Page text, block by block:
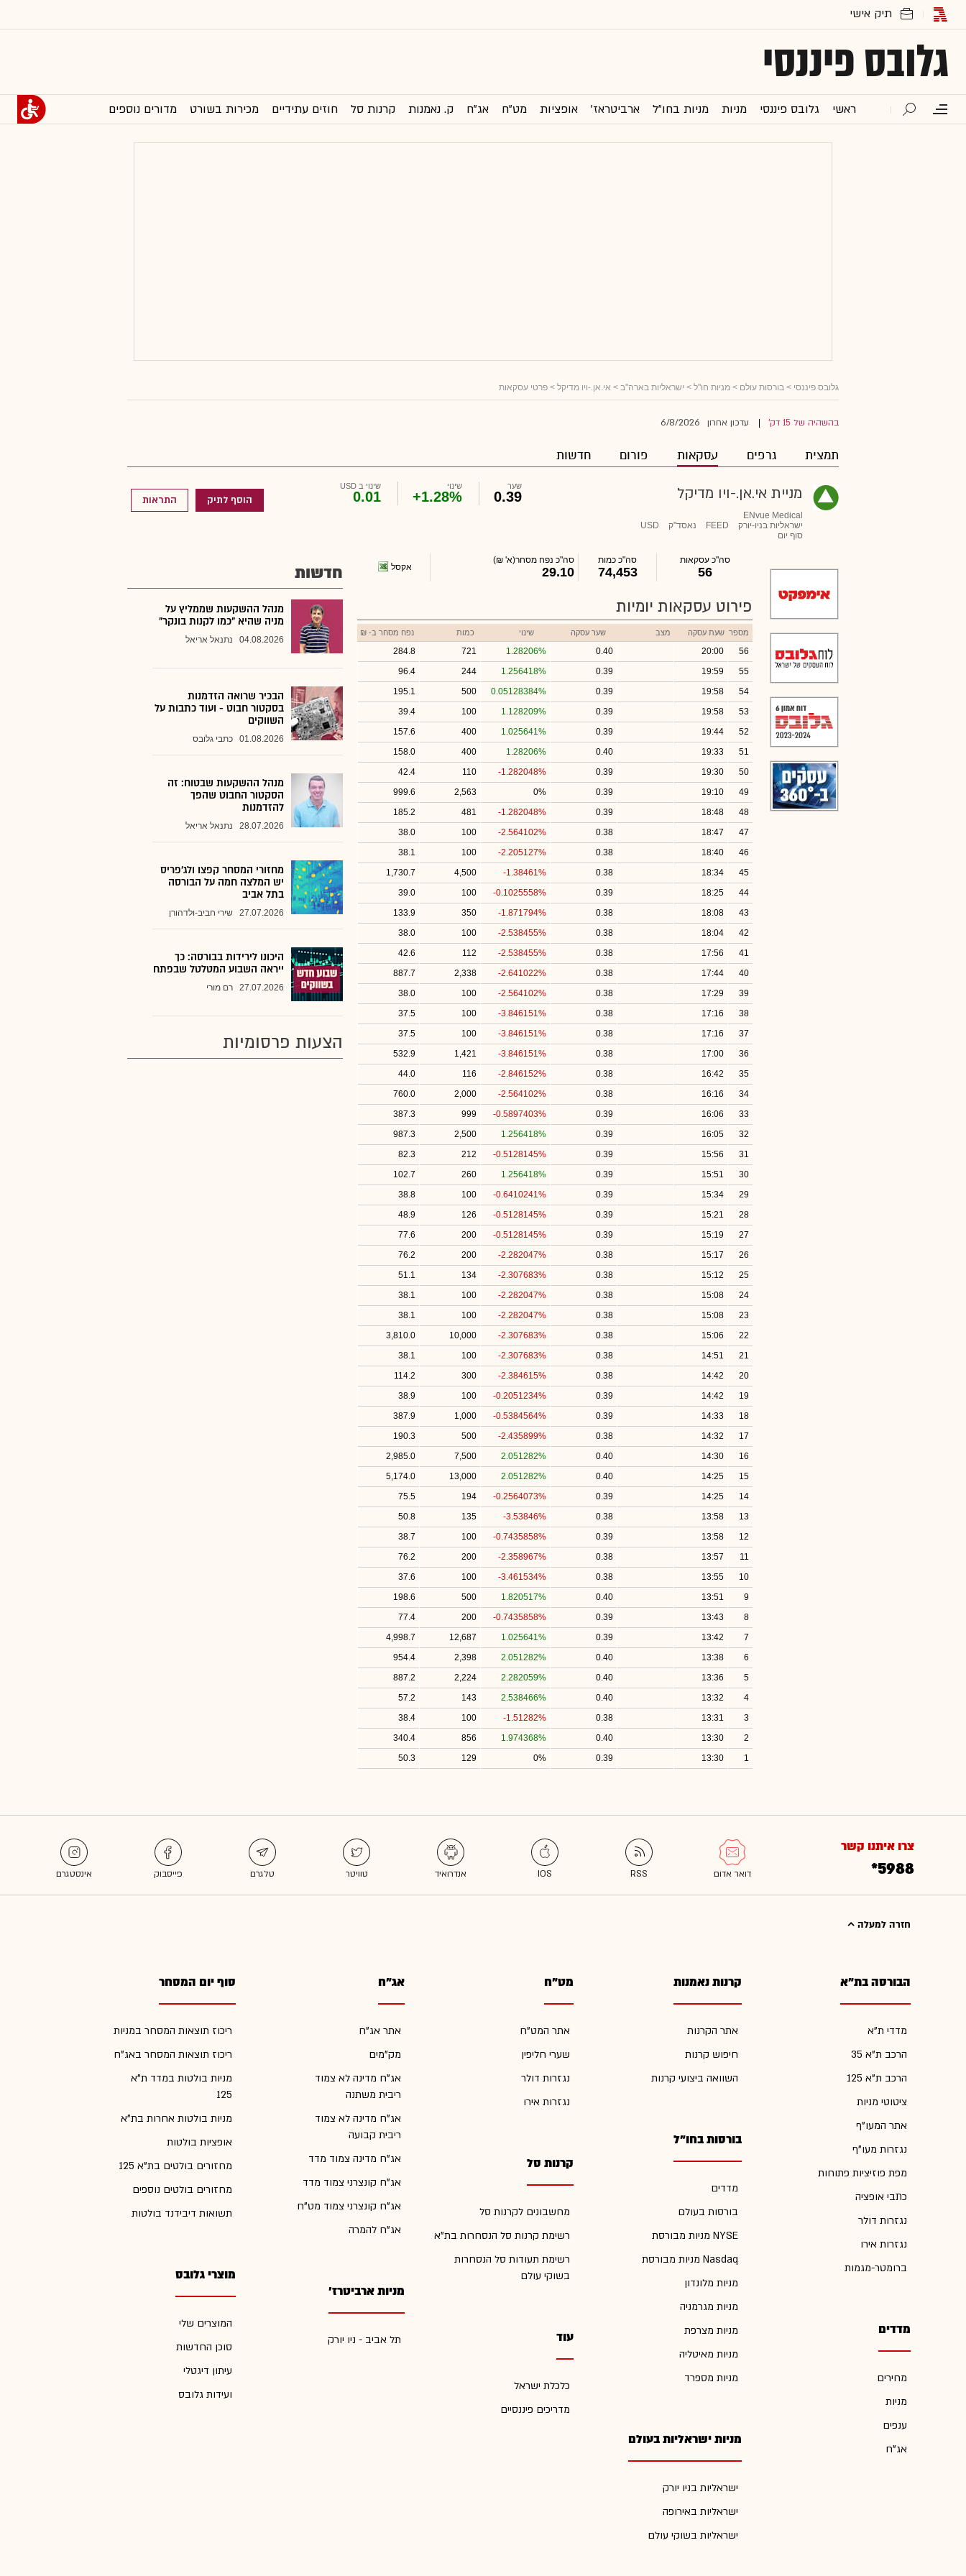
גלובס פיננסי
ראשי גלובס פיננסי מניות מניות בחו"ל ארביטראז' אופציות מט"ח אג"ח ק. נאמנות קרנות סל חוזים עתידיים מכירות בשורט מדורים נוספים
גלובס פיננסי > בורסות עולם > מניות חו"ל > ישראליות בארה"ב > אי.אן.-ויו מדיקל > פרטי עסקאות
בהשהיה של 15 דק' עדכון אחרון 6/8/2026
תמצית גרפים עסקאות פורום חדשות
מניית אי.אן.-ויו מדיקל
ENvue Medical
ישראליות בניו-יורק
FEED נאסד"ק
USD
סוף יום
שער
0.39
שינוי
+1.28%
שינוי ב USD
0.01 הוסף לתיק התראות
סה"כ עסקאות
56
סה"כ כמות
74,453
סה"כ נפח מסחר(א' ₪)
29.10 אקסל
פירוט עסקאות יומיות
מספר שעת עסקה מצב שער עסקה שינוי כמות נפח מסחר ב- ₪
56
20:00
0.40
1.28206%
721
284.8
55
19:59
0.39
1.256418%
244
96.4
54
19:58
0.39
0.05128384%
500
195.1
53
19:58
0.39
1.128209%
100
39.4
52
19:44
0.39
1.025641%
400
157.6
51
19:33
0.40
1.28206%
400
158.0
50
19:30
0.39
-1.282048%
110
42.4
49
19:10
0.39
0%
2,563
999.6
48
18:48
0.39
-1.282048%
481
185.2
47
18:47
0.38
-2.564102%
100
38.0
46
18:40
0.38
-2.205127%
100
38.1
45
18:34
0.38
-1.38461%
4,500
1,730.7
44
18:25
0.39
-0.1025558%
100
39.0
43
18:08
0.38
-1.871794%
350
133.9
42
18:04
0.38
-2.538455%
100
38.0
41
17:56
0.38
-2.538455%
112
42.6
40
17:44
0.38
-2.641022%
2,338
887.7
39
17:29
0.38
-2.564102%
100
38.0
38
17:16
0.38
-3.846151%
100
37.5
37
17:16
0.38
-3.846151%
100
37.5
36
17:00
0.38
-3.846151%
1,421
532.9
35
16:42
0.38
-2.846152%
116
44.0
34
16:16
0.38
-2.564102%
2,000
760.0
33
16:06
0.39
-0.5897403%
999
387.3
32
16:05
0.39
1.256418%
2,500
987.3
31
15:56
0.39
-0.5128145%
212
82.3
30
15:51
0.39
1.256418%
260
102.7
29
15:34
0.39
-0.6410241%
100
38.8
28
15:21
0.39
-0.5128145%
126
48.9
27
15:19
0.39
-0.5128145%
200
77.6
26
15:17
0.38
-2.282047%
200
76.2
25
15:12
0.38
-2.307683%
134
51.1
24
15:08
0.38
-2.282047%
100
38.1
23
15:08
0.38
-2.282047%
100
38.1
22
15:06
0.38
-2.307683%
10,000
3,810.0
21
14:51
0.38
-2.307683%
100
38.1
20
14:42
0.38
-2.384615%
300
114.2
19
14:42
0.39
-0.2051234%
100
38.9
18
14:33
0.39
-0.5384564%
1,000
387.9
17
14:32
0.38
-2.435899%
500
190.3
16
14:30
0.40
2.051282%
7,500
2,985.0
15
14:25
0.40
2.051282%
13,000
5,174.0
14
14:25
0.39
-0.2564073%
194
75.5
13
13:58
0.38
-3.53846%
135
50.8
12
13:58
0.39
-0.7435858%
100
38.7
11
13:57
0.38
-2.358967%
200
76.2
10
13:55
0.38
-3.461534%
100
37.6
9
13:51
0.40
1.820517%
500
198.6
8
13:43
0.39
-0.7435858%
200
77.4
7
13:42
0.39
1.025641%
12,687
4,998.7
6
13:38
0.40
2.051282%
2,398
954.4
5
13:36
0.40
2.282059%
2,224
887.2
4
13:32
0.40
2.538466%
143
57.2
3
13:31
0.38
-1.51282%
100
38.4
2
13:30
0.40
1.974368%
856
340.4
1
13:30
0.39
0%
129
50.3
חדשות
מנהל ההשקעות שממליץ על
מניה שהיא "כמו לקנות בונקר"
04.08.2026 נתנאל אריאל
הבכיר שרואה הזדמנות
בסקטור חבוט - ועוד כתבות על
השווקים
01.08.2026 כתבי גלובס
מנהל ההשקעות שבטוח: זה
הסקטור החבוט שהפך
להזדמנות
28.07.2026 נתנאל אריאל
מחזורי המסחר קפצו ולג'פריס
יש המלצה חמה על הבורסה
בתל אביב
27.07.2026 שירי חביב-ולדהורן
היכונו לירידות בבורסה: כך
ייראה השבוע המטלטל שבפתח
27.07.2026 רם מורי
הצעות פרסומיות
צרו איתנו קשר
*5988
חזרה למעלה
הבורסה בת"א
מדדי ת"א
הרכב ת"א 35
הרכב ת"א 125
ציטוטי מניות
אתר המעו"ף
נגזרות מעו"ף
מפת פוזיציות פתוחות
כתבי אופציה
נגזרות דולר
נגזרות אירו
ברומטר-מגמות
מדדים
מחירים
מניות
ענפים
אג"ח
קרנות נאמנות
אתר הקרנות
חיפוש קרנות
השוואה ביצועי קרנות
בורסות בחו"ל
מדדים
בורסות בעולם
מניות מבורסת NYSE
מניות מבורסת Nasdaq
מניות מלונדון
מניות מגרמניה
מניות מצרפת
מניות מאיטליה
מניות מספרד
מניות ישראליות בעולם
ישראליות בניו יורק
ישראליות באירופה
ישראליות בשוקי עולם
מט"ח
אתר המט"ח
שערי חליפין
נגזרות דולר
נגזרות אירו
קרנות סל
מחשבונים לקרנות סל
רשימת קרנות סל הנסחרות בת"א
רשימת תעודות סל הנסחרות
בשוקי עולם
עוד
כלכלת ישראל
מדריכים פיננסיים
אג"ח
אתר אג"ח
מק"מים
אג"ח מדינה לא צמוד
ריבית משתנה
אג"ח מדינה לא צמוד
ריבית קבועה
אג"ח מדינה צמוד מדד
אג"ח קונצרני צמוד מדד
אג"ח קונצרני צמוד מט"ח
אג"ח להמרה
מניות ארביטרז'
תל אביב - ניו יורק
סוף יום המסחר
ריכוז תוצאות המסחר במניות
ריכוז תוצאות המסחר באג"ח
מניות בולטות במדד ת"א
125
מניות בולטות אחרות בת"א
אופציות בולטות
מחזורים בולטים בת"א 125
מחזורים בולטים נוספים
תשואות דיבידנד בולטות
מוצרי גלובס
המוצרים שלי
סוכן החדשות
עיתון דיגטלי
ועידות גלובס